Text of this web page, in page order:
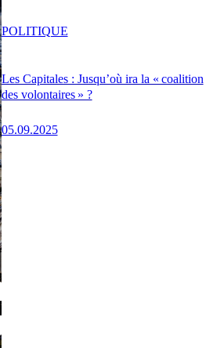
Les Capitales : Jusqu’où ira la « coalition
des volontaires » ?
05.09.2025
POLITIQUE